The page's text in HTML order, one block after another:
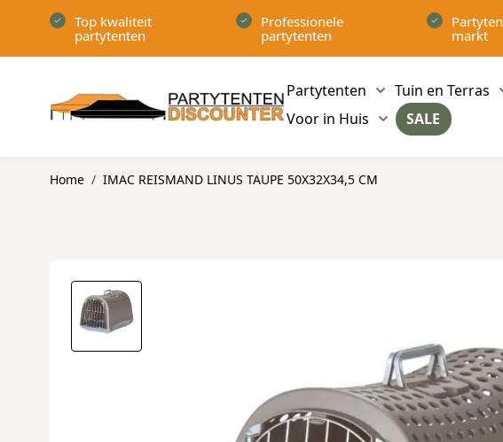
Top kwaliteit
partytenten
Professionele
partytenten
markt
Partytenten
Show submenu
Tuin en Terras
Voor in Huis
Show submenu
SALE
Home / IMAC REISMAND LINUS TAUPE 50X32X34,5 CM